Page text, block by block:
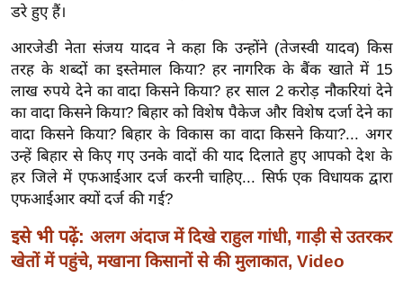
इं
डि
या
सा
हि
त्य
ज
ग
त
ऑ
टो
डरे हुए हैं।
आरजेडी नेता संजय यादव ने कहा कि उन्होंने (तेजस्वी यादव) किस
तरह के शब्दों का इस्तेमाल किया? हर नागरिक के बैंक खाते में 15
लाख रुपये देने का वादा किसने किया? हर साल 2 करोड़ नौकरियां देने
का वादा किसने किया? बिहार को विशेष पैकेज और विशेष दर्जा देने का
वादा किसने किया? बिहार के विकास का वादा किसने किया?... अगर
उन्हें बिहार से किए गए उनके वादों की याद दिलाते हुए आपको देश के
हर जिले में एफआईआर दर्ज करनी चाहिए... सिर्फ एक विधायक द्वारा
एफआईआर क्यों दर्ज की गई?
इसे भी पढ़ें: अलग अंदाज में दिखे राहुल गांधी, गाड़ी से उतरकर
खेतों में पहुंचे, मखाना किसानों से की मुलाकात, Video